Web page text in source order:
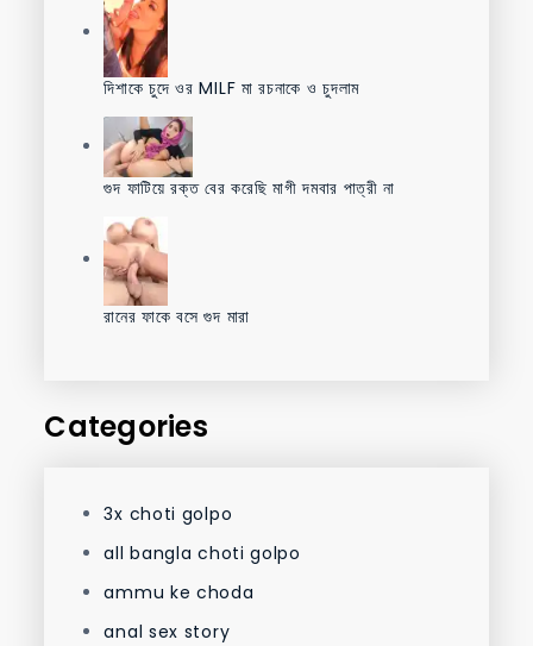
দিশাকে চুদে ওর MILF মা রচনাকে ও চুদলাম
গুদ ফাটিয়ে রক্ত বের করেছি মাগী দমবার পাত্রী না
রানের ফাকে বসে গুদ মারা
Categories
3x choti golpo
all bangla choti golpo
ammu ke choda
anal sex story